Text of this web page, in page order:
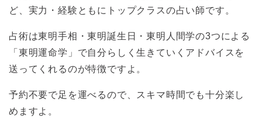
ど、実力・経験ともにトップクラスの占い師です。
占術は東明手相・東明誕生日・東明人間学の3つによる
「東明運命学」で自分らしく生きていくアドバイスを
送ってくれるのが特徴ですよ。
予約不要で足を運べるので、スキマ時間でも十分楽し
めますよ。